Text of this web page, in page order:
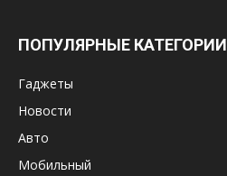
ПОПУЛЯРНЫЕ КАТЕГОРИИ
Гаджеты
Новости
Авто
Мобильный